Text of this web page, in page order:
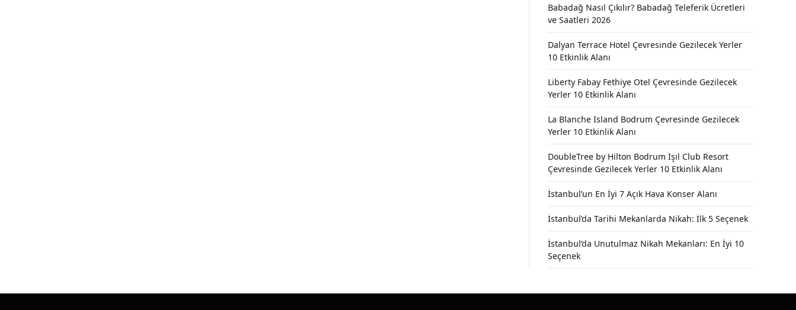
Babadağ Nasıl Çıkılır? Babadağ Teleferik Ücretleri
ve Saatleri 2026
Dalyan Terrace Hotel Çevresinde Gezilecek Yerler
10 Etkinlik Alanı
Liberty Fabay Fethiye Otel Çevresinde Gezilecek
Yerler 10 Etkinlik Alanı
La Blanche Island Bodrum Çevresinde Gezilecek
Yerler 10 Etkinlik Alanı
DoubleTree by Hilton Bodrum Işıl Club Resort
Çevresinde Gezilecek Yerler 10 Etkinlik Alanı
İstanbul’un En İyi 7 Açık Hava Konser Alanı
İstanbul’da Tarihi Mekanlarda Nikah: İlk 5 Seçenek
İstanbul’da Unutulmaz Nikah Mekanları: En İyi 10
Seçenek